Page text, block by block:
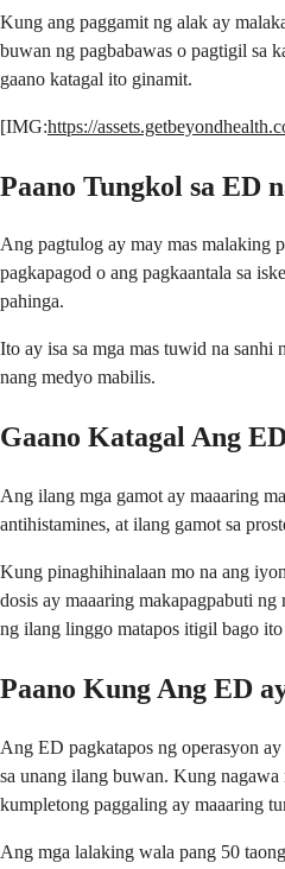
Kung ang paggamit ng alak ay
buwan ng pagbabawas o pagtigil sa
gaano katagal ito ginamit.
[IMG:https://
Paano Tungkol sa ED
Ang pagtulog ay may mas malaking
pagkapagod o ang pagkaantala sa
pahinga.
Ito ay isa sa mga mas tuwid na
nang medyo mabilis.
Gaano Katagal Ang
Ang ilang mga gamot ay maaaring
antihistamines, at ilang gamot sa
Kung pinaghihinalaan mo na ang
dosis ay maaaring makapagpabuti
ng ilang linggo matapos itigil bago
Paano Kung Ang ED
Ang ED pagkatapos ng operasyon
sa unang ilang buwan. Kung
kumpletong paggaling ay maaaring
Ang mga lalaking wala pang 50